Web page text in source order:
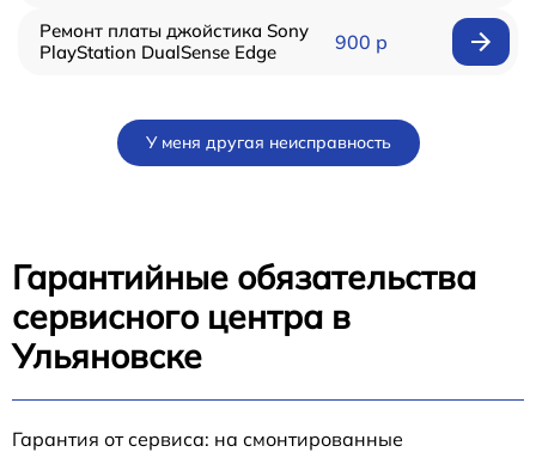
Ремонт платы джойстика Sony
PlayStation DualSense Edge
900 р
У меня другая неисправность
Гарантийные обязательства
сервисного центра в
Ульяновске
Гарантия от сервиса: на смонтированные